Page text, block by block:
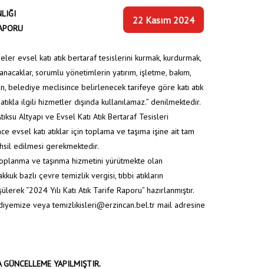
22 Kasım 2024
evsel katı atık bertaraf tesislerini kurmak, kurdurmak,
sorumlu yönetimlerin yatırım, işletme, bakım,
belediye meclisince belirlenecek tarifeye göre katı atık
ilgili hizmetler dışında kullanılamaz.” denilmektedir.
Altyapı ve Evsel Katı Atık Bertaraf Tesisleri
evsel katı atıklar için toplama ve taşıma işine ait tam
edilmesi gerekmektedir.
ve taşınma hizmetini yürütmekte olan
bazlı çevre temizlik vergisi, tıbbi atıkların
“2024 Yılı Katı Atık Tarife Raporu” hazırlanmıştır.
veyatemizlikisleri@erzincan.bel.trmail adresine
YAPILMIŞTIR.